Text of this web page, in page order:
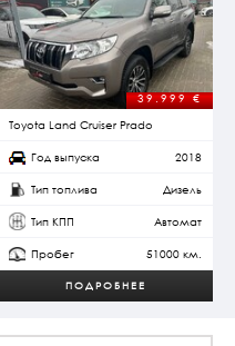
39.999 €
Toyota Land Cruiser Prado
Год выпуска 2018
Тип топлива Дизель
Тип КПП Автомат
Пробег 51000 км.
ПОДРОБНЕЕ